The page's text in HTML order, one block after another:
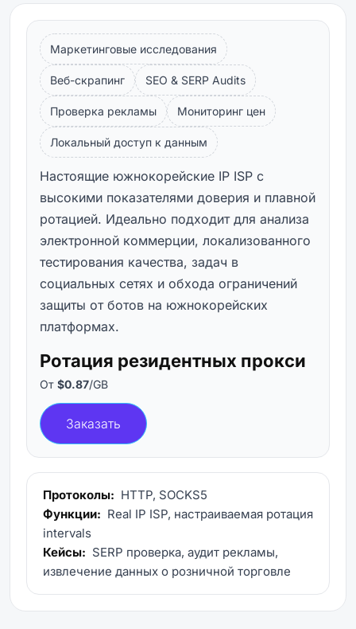
Маркетинговые исследования
Веб-скрапинг SEO & SERP Audits
Проверка рекламы Мониторинг цен
Локальный доступ к данным
Настоящие южнокорейские IP ISP с
высокими показателями доверия и плавной
ротацией. Идеально подходит для анализа
электронной коммерции, локализованного
тестирования качества, задач в
социальных сетях и обхода ограничений
защиты от ботов на южнокорейских
платформах.
Ротация резидентных прокси
От $0.87/GB
Заказать
Протоколы: HTTP, SOCKS5
Функции: Real IP ISP, настраиваемая ротация
intervals
Кейсы: SERP проверка, аудит рекламы,
извлечение данных о розничной торговле